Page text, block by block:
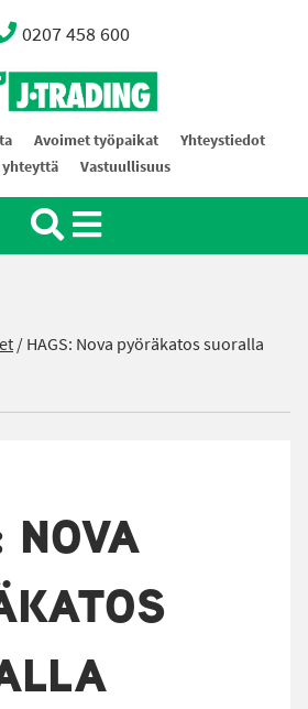
0207 458 600
Ab
Avoimet työpaikat
Yhteystiedot
yhteyttä
Vastuullisuus
/HAGS: Nova pyöräkatos suoralla
NOVA